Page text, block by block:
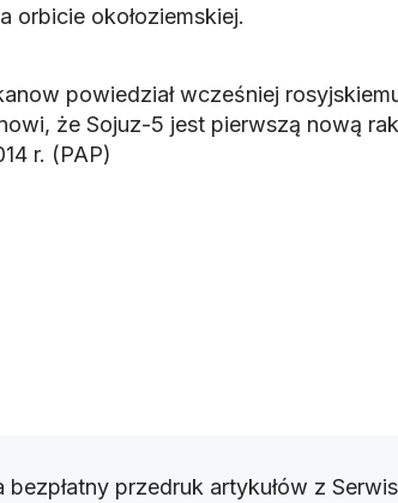
orbicie okołoziemskiej.
powiedział wcześniej
że Sojuz-5 jest pierwszą nową
r. (PAP)
bezpłatny przedruk artykułów z